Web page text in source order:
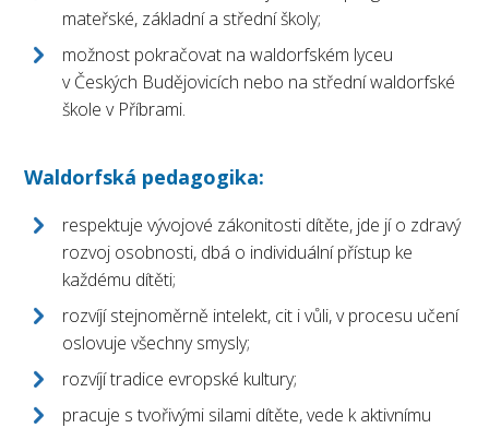
mateřské, základní a střední školy;
možnost pokračovat na waldorfském lyceu
v Českých Budějovicích nebo na střední waldorfské
škole v Příbrami.
Waldorfská pedagogika:
respektuje vývojové zákonitosti dítěte, jde jí o zdravý
rozvoj osobnosti, dbá o individuální přístup ke
každému dítěti;
rozvíjí stejnoměrně intelekt, cit i vůli, v procesu učení
oslovuje všechny smysly;
rozvíjí tradice evropské kultury;
pracuje s tvořivými silami dítěte, vede k aktivnímu